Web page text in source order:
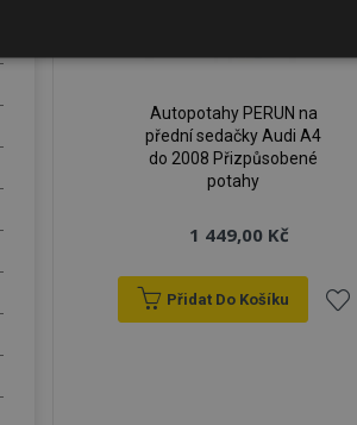
Autopotahy PERUN na
přední sedačky Audi A4
do 2008 Přizpůsobené
potahy
1 449,00 Kč
Přidat Do Košíku
soubory
Nezbytně nutné soubory
Nezbytně nutné soubory cookie umožňují základní
Webové stránky nelze bez nezbytně nutných souborů
Poskytovatel